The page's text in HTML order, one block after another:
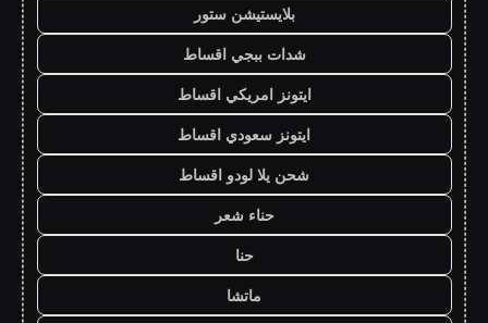
بلايستيشن ستور
شدات ببجي اقساط
ايتونز امريكي اقساط
ايتونز سعودي اقساط
شحن يلا لودو اقساط
حناء شعر
حنا
ماتشا